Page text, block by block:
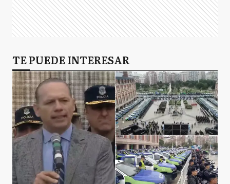
TE PUEDE INTERESAR